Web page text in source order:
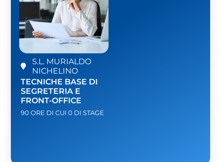
S.L. MURIALDO
NICHELINO
TECNICHE BASE DI
SEGRETERIA E
FRONT-OFFICE
90 ORE DI CUI 0 DI STAGE